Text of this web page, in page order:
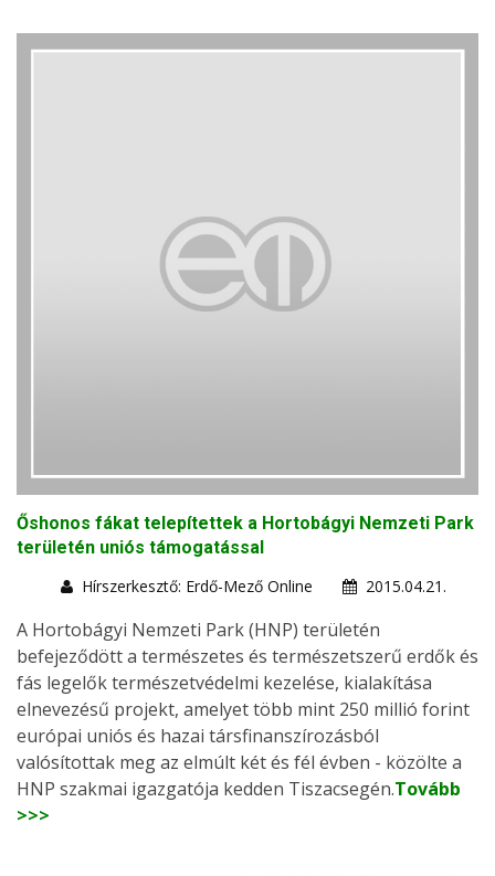
Őshonos fákat telepítettek a Hortobágyi Nemzeti Park
területén uniós támogatással
Hírszerkesztő: Erdő-Mező Online
2015.04.21.
A Hortobágyi Nemzeti Park (HNP) területén
befejeződött a természetes és természetszerű erdők és
fás legelők természetvédelmi kezelése, kialakítása
elnevezésű projekt, amelyet több mint 250 millió forint
európai uniós és hazai társfinanszírozásból
valósítottak meg az elmúlt két és fél évben - közölte a
HNP szakmai igazgatója kedden Tiszacsegén.Tovább
>>>